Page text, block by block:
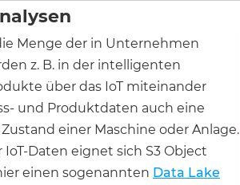
Menge der in Unternehmen
z. B. in der intelligenten
über das IoT miteinander
und Produktdaten auch eine
einer Maschine oder Anlage.
Daten eignet sich S3 Object
einen sogenannten Data Lake